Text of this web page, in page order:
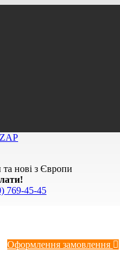
та нові з Європи
769-45-45
Оформлення замовлення